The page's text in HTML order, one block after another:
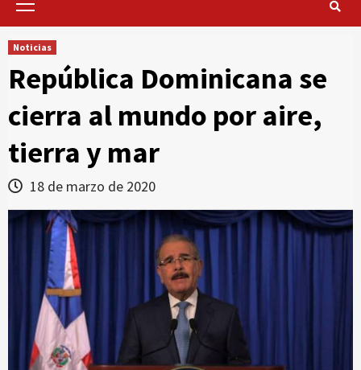
Primary
Noticias
República Dominicana se
cierra al mundo por aire,
tierra y mar
18 de marzo de 2020